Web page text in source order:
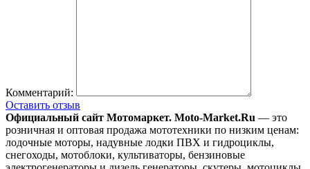
Комментарий:
Оставить отзыв
Официальный сайт Мотомаркет. Moto-Market.Ru — это
розничная и оптовая продажа мототехники по низким ценам:
лодочные моторы, надувные лодки ПВХ и гидроциклы,
снегоходы, мотоблоки, культиваторы, бензиновые